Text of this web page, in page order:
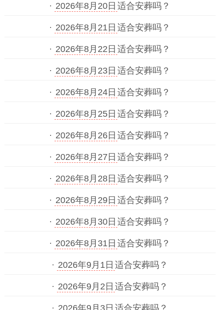
· 2026年8月20日 适合安葬吗？
· 2026年8月21日 适合安葬吗？
· 2026年8月22日 适合安葬吗？
· 2026年8月23日 适合安葬吗？
· 2026年8月24日 适合安葬吗？
· 2026年8月25日 适合安葬吗？
· 2026年8月26日 适合安葬吗？
· 2026年8月27日 适合安葬吗？
· 2026年8月28日 适合安葬吗？
· 2026年8月29日 适合安葬吗？
· 2026年8月30日 适合安葬吗？
· 2026年8月31日 适合安葬吗？
· 2026年9月1日 适合安葬吗？
· 2026年9月2日 适合安葬吗？
· 2026年9月3日 适合安葬吗？